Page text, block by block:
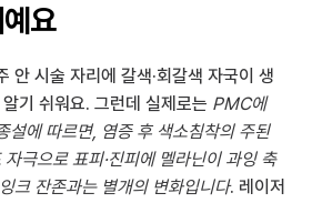
요
안 시술 자리에 갈색·회갈색 자국이 생
기 쉬워요. 그런데 실제로는 PMC에
설에 따르면, 염증 후 색소침착의 주된
극으로 표피·진피에 멜라닌이 과잉 축
크 잔존과는 별개의 변화입니다. 레이저